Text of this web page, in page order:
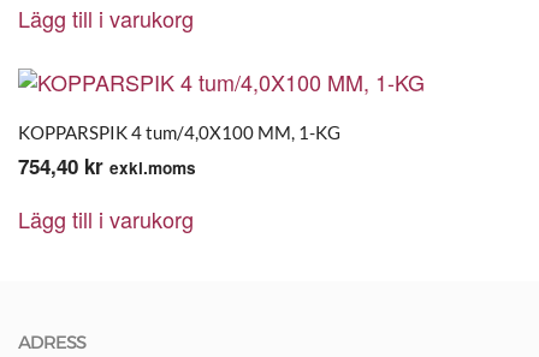
Lägg till i varukorg
KOPPARSPIK 4 tum/4,0X100 MM, 1-KG
754,40 kr exkl.moms
Lägg till i varukorg
ADRESS